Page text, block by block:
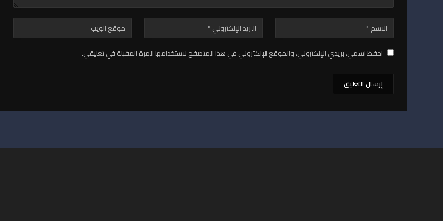
احفظ اسمي، بريدي الإلكتروني، والموقع الإلكتروني في هذا المتصفح لاستخدامها المرة المقبلة في تعليقي.